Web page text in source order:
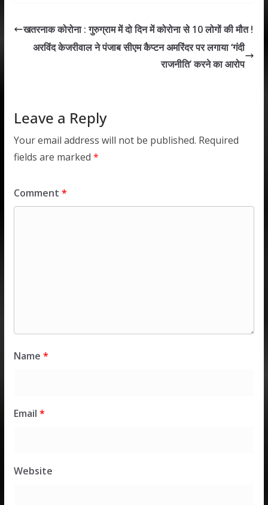
s
A
b
o
er e
dI
l e
खतरनाक कोरोना : गुरुग्राम में दो दिन में कोरोना से 10 लोगों की मौत !
अरविंद केजरीवाल ने पंजाब सीएम कैप्टन अमरिंदर पर लगाया ‘गंदी
राजनीति’ करने का आरोप
Leave a Reply
Your email address will not be published. Required
fields are marked *
Comment *
Name *
Email *
Website